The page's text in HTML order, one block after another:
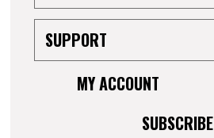
SUPPORT
MY ACCOUNT
SUBSCRIBE